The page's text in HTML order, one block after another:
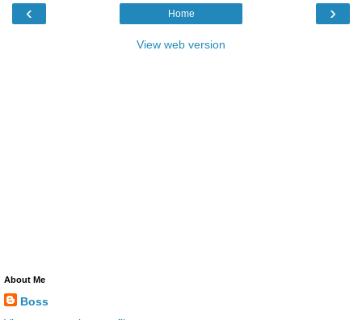
‹ ›
Home
View web version
About Me
Boss